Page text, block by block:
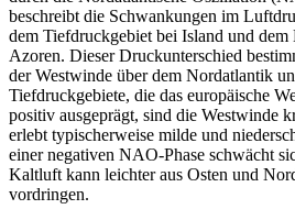
beschreibt die Schwankungen im
dem Tiefdruckgebiet bei Island und
Azoren. Dieser Druckunterschied
der Westwinde über dem Nordatlantik
Tiefdruckgebiete, die das europäische
positiv ausgeprägt, sind die Westwinde
erlebt typischerweise milde und
einer negativen NAO-Phase schwächt
Kaltluft kann leichter aus Osten und
vordringen.